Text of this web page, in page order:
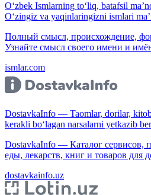
O‘zbek Ismlarning to‘liq, batafsil
O‘zingiz va yaqinlaringizni ismlari
Полный смысл, происхождение,
Узнайте смысл своего имени и
ismlar.com
DostavkaInfo — Taomlar, dorilar,
kerakli bo‘lagan narsalarni yetkazib
DostavkaInfo — Каталог сервисов,
еды, лекарств, книг и товаров для
dostavkainfo.uz